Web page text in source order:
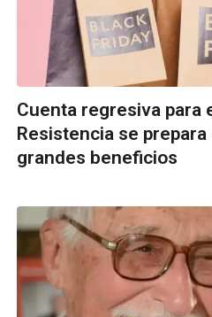
Cuenta regresiva para
Resistencia se
grandes beneficios